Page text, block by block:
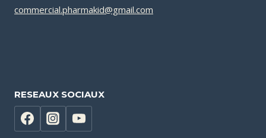
commercial.pharmakid@gmail.com
RESEAUX SOCIAUX